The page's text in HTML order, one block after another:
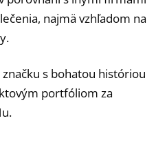
najmä vzhľadom na
s bohatou históriou
portfóliom za